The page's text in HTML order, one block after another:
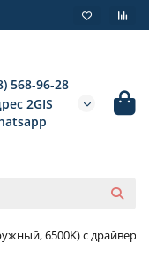
568-96-28
2GIS
6500K) с